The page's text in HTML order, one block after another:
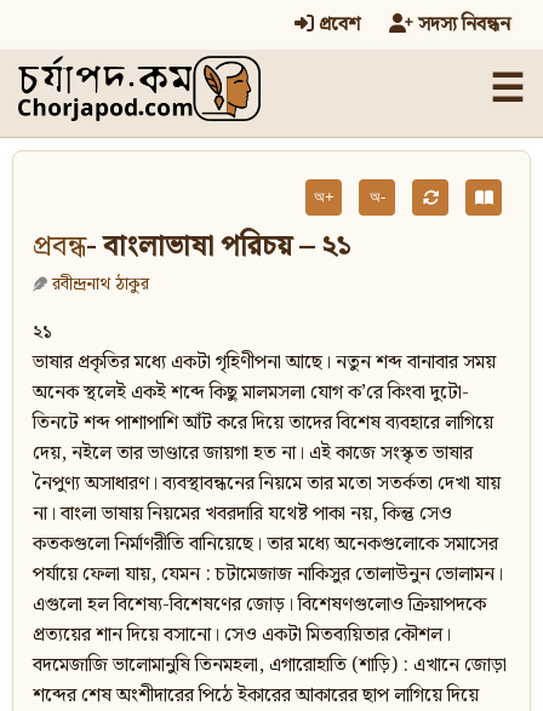
প্রবেশ সদস্য নিবন্ধন
☰
অ+ অ-
প্রবন্ধ- বাংলাভাষা পরিচয় – ২১
রবীন্দ্রনাথ ঠাকুর
২১
ভাষার প্রকৃতির মধ্যে একটা গৃহিণীপনা আছে। নতুন শব্দ বানাবার সময়
অনেক স্থলেই একই শব্দে কিছু মালমসলা যোগ ক’রে কিংবা দুটো-
তিনটে শব্দ পাশাপাশি আঁট করে দিয়ে তাদের বিশেষ ব্যবহারে লাগিয়ে
দেয়, নইলে তার ভাণ্ডারে জায়গা হত না। এই কাজে সংস্কৃত ভাষার
নৈপুণ্য অসাধারণ। ব্যবস্থাবন্ধনের নিয়মে তার মতো সতর্কতা দেখা যায়
না। বাংলা ভাষায় নিয়মের খবরদারি যথেষ্ট পাকা নয়, কিন্তু সেও
কতকগুলো নির্মাণরীতি বানিয়েছে। তার মধ্যে অনেকগুলোকে সমাসের
পর্যায়ে ফেলা যায়, যেমন : চটামেজাজ নাকিসুর তোলাউনুন ভোলামন।
এগুলো হল বিশেষ্য-বিশেষণের জোড়। বিশেষণগুলোও ক্রিয়াপদকে
প্রত্যয়ের শান দিয়ে বসানো। সেও একটা মিতব্যয়িতার কৌশল।
বদমেজাজি ভালোমানুষি তিনমহলা, এগারোহাতি (শাড়ি) : এখানে জোড়া
শব্দের শেষ অংশীদারের পিঠে ইকারের আকারের ছাপ লাগিয়ে দিয়ে